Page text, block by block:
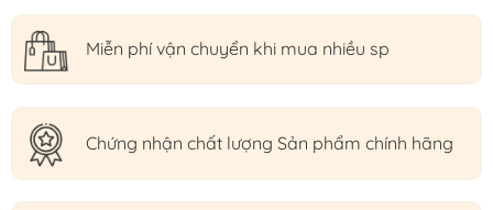
Miễn phí vận chuyển khi mua nhiều sp
Chứng nhận chất lượng Sản phẩm chính hãng